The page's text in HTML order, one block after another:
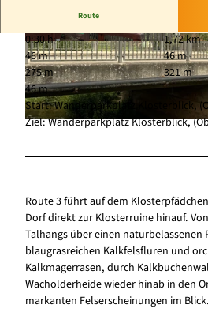
© Sarah Riebeling, Edersee | Deine Region: wild, bunt,
© Sarah Riebeling, Edersee | Deine Region: wil
d, bunt, gesund. |CC-BY-SA
©
Route
0:30 h
1,72 km
46 m
46 m
275 m
321 m
46 m
Start: Wanderparkplatz Klosterblick,
Ziel: Wanderparkplatz Klosterblick,
Route 3 führt auf dem
Dorf direkt zur Klosterruine hinauf.
Talhangs über einen naturbelassenen
blaugrasreichen Kalkfelsfluren und
Kalkmagerrasen, durch
Wacholderheide wieder hinab in den
markanten Felserscheinungen im Blick.